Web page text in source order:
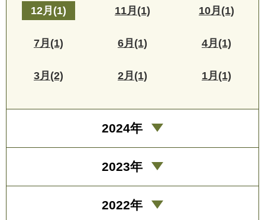
12月(1) 11月(1) 10月(1)
7月(1) 6月(1) 4月(1)
3月(2) 2月(1) 1月(1)
2024年
2023年
2022年